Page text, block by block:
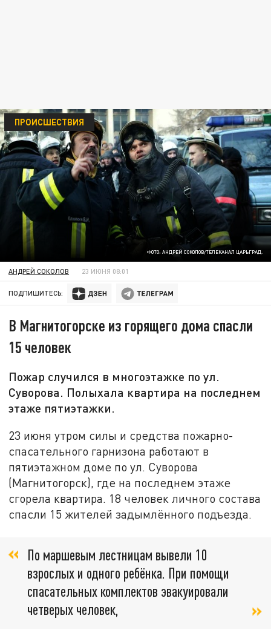
ФОТО: АНДРЕЙ СОКОЛОВ/ТЕЛЕКАНАЛ ЦАРЬГРАД.
ПРОИСШЕСТВИЯ
АНДРЕЙ СОКОЛОВ 23 ИЮНЯ 08:01
ПОДПИШИТЕСЬ:
В Магнитогорске из горящего дома спасли
15 человек
Пожар случился в многоэтажке по ул.
Суворова. Полыхала квартира на последнем
этаже пятиэтажки.
23 июня утром силы и средства пожарно-
спасательного гарнизона работают в
пятиэтажном доме по ул. Суворова
(Магнитогорск), где на последнем этаже
сгорела квартира. 18 человек личного состава
спасли 15 жителей задымлённого подъезда.
По маршевым лестницам вывели 10
взрослых и одного ребёнка. При помощи
спасательных комплектов эвакуировали
четверых человек,